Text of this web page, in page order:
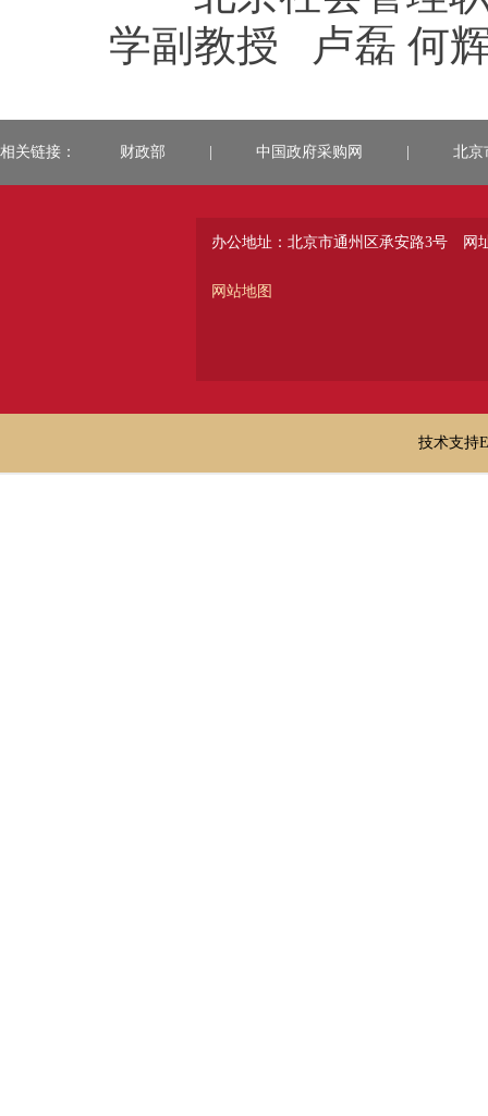
学副教授 卢磊 何
相关链接： 财政部 中国政府采购网 北京
办公地址：北京市通州区承安路3号
网站地图
网
技术支持